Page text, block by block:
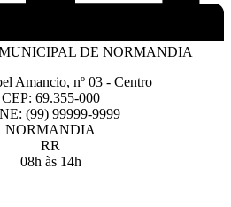
DE NORMANDIA
Amancio, nº 03 - Centro
CEP: 69.355-000
(99) 99999-9999
NORMANDIA
RR
08h às 14h